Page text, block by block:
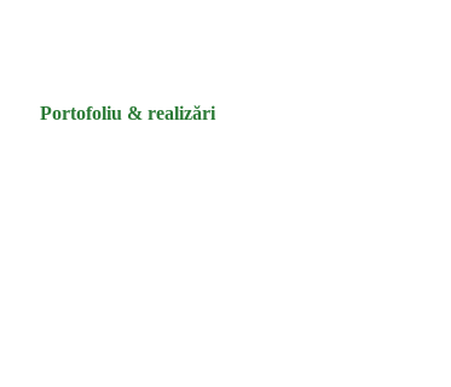
Portofoliu & realizări